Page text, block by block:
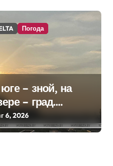
Погода
– зной, на
– град.
о погоде
6, 2026